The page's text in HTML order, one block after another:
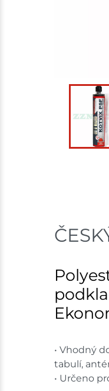
• Vhodný
tabulí,
• Určeno